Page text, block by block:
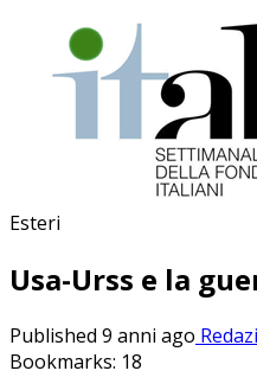
Esteri
Usa-Urss e la
Published 9 anni ago
Bookmarks: 18